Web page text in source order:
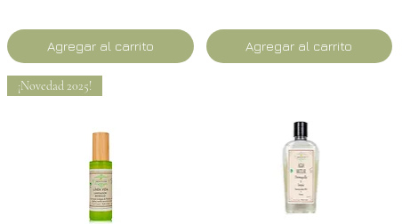
Agregar al carrito Agregar al carrito
¡Novedad 2025!